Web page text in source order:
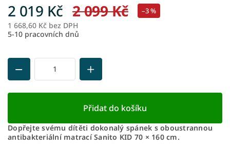
2 099 Kč –3 %
2 019 Kč
1 668,60 Kč bez DPH
5-10 pracovních dnů
Přidat do košíku
Dopřejte svému dítěti dokonalý spánek s oboustrannou
antibakteriální matrací Sanito KID 70 × 160 cm.